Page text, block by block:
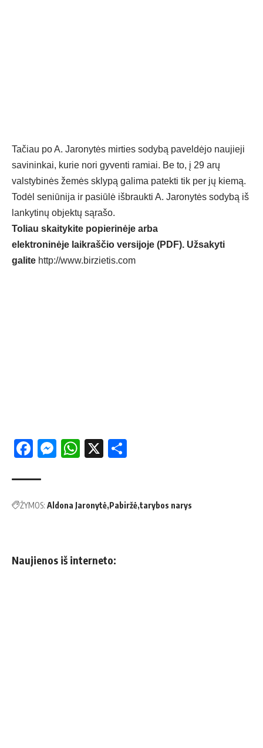
Tačiau po A. Jaronytės mirties sodybą paveldėjo naujieji
savininkai, kurie nori gyventi ramiai. Be to, į 29 arų
valstybinės žemės sklypą galima patekti tik per jų kiemą.
Todėl seniūnija ir pasiūlė išbraukti A. Jaronytės sodybą iš
lankytinų objektų sąrašo.
Toliau skaitykite popierinėje arba
elektroninėje laikraščio versijoje (PDF). Užsakyti
galite http://www.birzietis.com
Facebook
Messenger
WhatsApp
X
ŽYMOS: Aldona Jaronytė Pabiržė tarybos narys
Naujienos iš interneto: